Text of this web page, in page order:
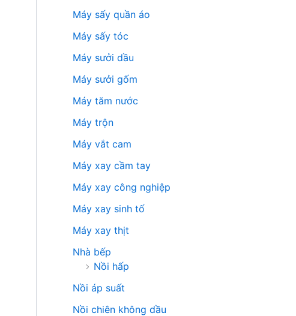
Máy sấy quần áo
Máy sấy tóc
Máy sưởi dầu
Máy sưởi gốm
Máy tăm nước
Máy trộn
Máy vắt cam
Máy xay cầm tay
Máy xay công nghiệp
Máy xay sinh tố
Máy xay thịt
Nhà bếp
Nồi hấp
Nồi áp suất
Nồi chiên không dầu